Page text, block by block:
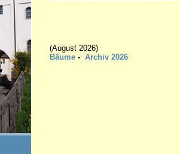
(August 2026)
Bäume - Archiv 2026